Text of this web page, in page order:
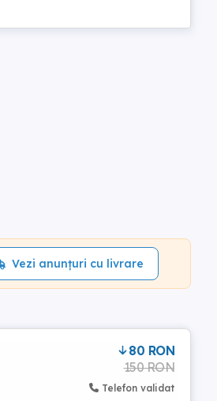
Vezi anunțuri cu livrare
80 RON
150 RON
Telefon validat